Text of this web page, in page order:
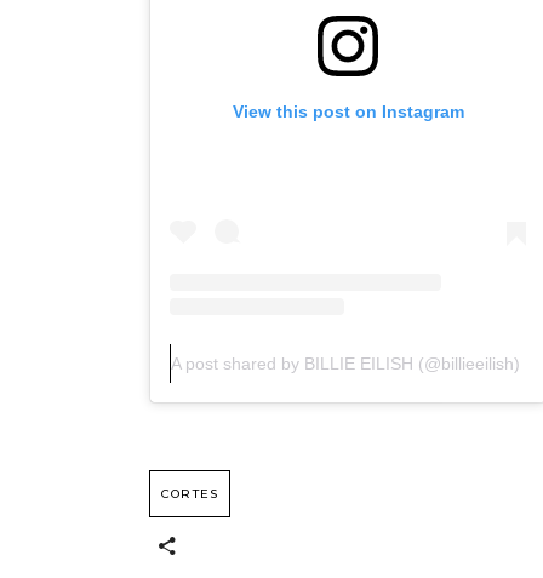
View this post on Instagram
A post shared by BILLIE EILISH (@billieeilish)
CORTES